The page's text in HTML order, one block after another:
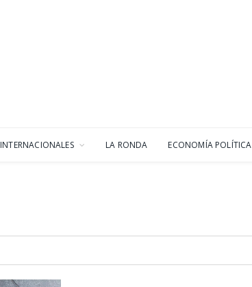
INTERNACIONALES LA RONDA ECONOMÍA POLÍTICA